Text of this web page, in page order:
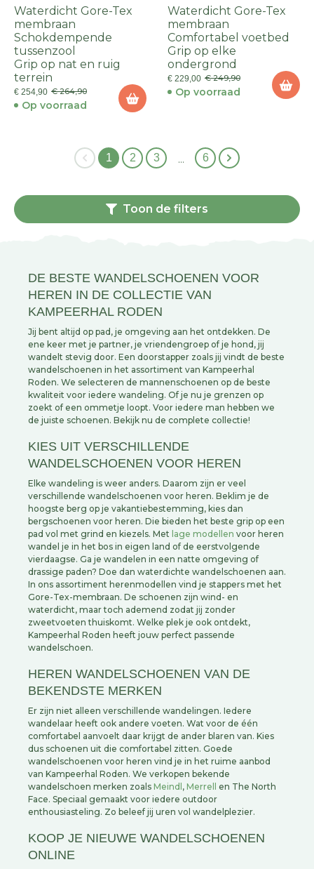
Waterdicht Gore-Tex
membraan
Schokdempende
tussenzool
Grip op nat en ruig
terrein
€ 254,90 € 264,90
Op voorraad
Waterdicht Gore-Tex
membraan
Comfortabel voetbed
Grip op elke
ondergrond
€ 229,00 € 249,90
Op voorraad
1 2 3 … 6
Toon de filters
DE BESTE WANDELSCHOENEN VOOR
HEREN IN DE COLLECTIE VAN
KAMPEERHAL RODEN
Jij bent altijd op pad, je omgeving aan het ontdekken. De
ene keer met je partner, je vriendengroep of je hond, jij
wandelt stevig door. Een doorstapper zoals jij vindt de beste
wandelschoenen in het assortiment van Kampeerhal
Roden. We selecteren de mannenschoenen op de beste
kwaliteit voor iedere wandeling. Of je nu je grenzen op
zoekt of een ommetje loopt. Voor iedere man hebben we
de juiste schoenen. Bekijk nu de complete collectie!
KIES UIT VERSCHILLENDE
WANDELSCHOENEN VOOR HEREN
Elke wandeling is weer anders. Daarom zijn er veel
verschillende wandelschoenen voor heren. Beklim je de
hoogste berg op je vakantiebestemming, kies dan
bergschoenen voor heren. Die bieden het beste grip op een
pad vol met grind en kiezels. Met lage modellen voor heren
wandel je in het bos in eigen land of de eerstvolgende
vierdaagse. Ga je wandelen in een natte omgeving of
drassige paden? Doe dan waterdichte wandelschoenen aan.
In ons assortiment herenmodellen vind je stappers met het
Gore-Tex-membraan. De schoenen zijn wind- en
waterdicht, maar toch ademend zodat jij zonder
zweetvoeten thuiskomt. Welke plek je ook ontdekt,
Kampeerhal Roden heeft jouw perfect passende
wandelschoen.
HEREN WANDELSCHOENEN VAN DE
BEKENDSTE MERKEN
Er zijn niet alleen verschillende wandelingen. Iedere
wandelaar heeft ook andere voeten. Wat voor de één
comfortabel aanvoelt daar krijgt de ander blaren van. Kies
dus schoenen uit die comfortabel zitten. Goede
wandelschoenen voor heren vind je in het ruime aanbod
van Kampeerhal Roden. We verkopen bekende
wandelschoen merken zoals Meindl , Merrell
en The North
Face. Speciaal gemaakt voor iedere outdoor
enthousiasteling. Zo beleef jij uren vol wandelplezier.
KOOP JE NIEUWE WANDELSCHOENEN
ONLINE